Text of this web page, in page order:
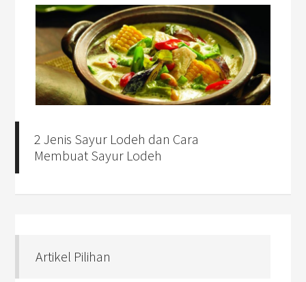
2 Jenis Sayur Lodeh dan Cara
Membuat Sayur Lodeh
Artikel Pilihan